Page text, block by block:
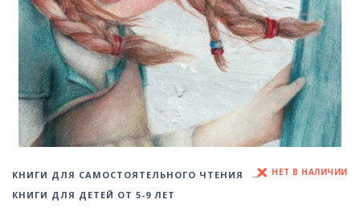
КНИГИ ДЛЯ САМОСТОЯТЕЛЬНОГО ЧТЕНИЯ
КНИГИ ДЛЯ ДЕТЕЙ ОТ 5-9 ЛЕТ
НЕТ В НАЛИЧИИ